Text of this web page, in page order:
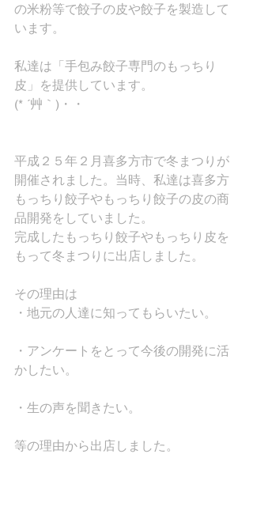
の米粉等で餃子の皮や餃子を製造して
います。
私達は「手包み餃子専門のもっちり
皮」を提供しています。
(* ´艸｀)・・
平成２５年２月喜多方市で冬まつりが
開催されました。当時、私達は喜多方
もっちり餃子やもっちり餃子の皮の商
品開発をしていました。
完成したもっちり餃子やもっちり皮を
もって冬まつりに出店しました。
その理由は
・地元の人達に知ってもらいたい。
・アンケートをとって今後の開発に活
かしたい。
・生の声を聞きたい。
等の理由から出店しました。